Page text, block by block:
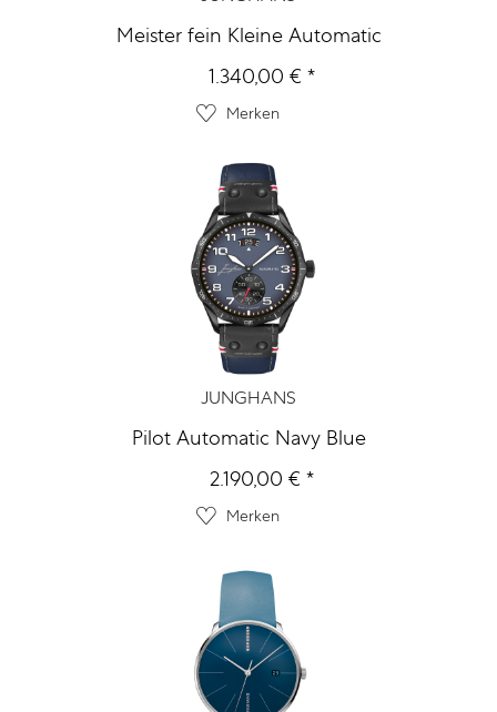
Meister fein Kleine Automatic
1.340,00 € *
Merken
JUNGHANS
Pilot Automatic Navy Blue
2.190,00 € *
Merken